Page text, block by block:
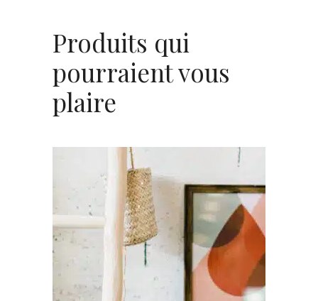
Produits qui
pourraient vous
plaire
AJOUTER AU PANIER